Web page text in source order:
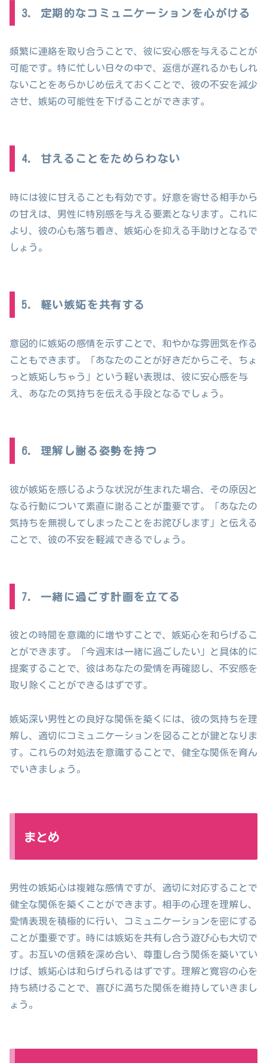
3. 定期的なコミュニケーションを心がける
頻繁に連絡を取り合うことで、彼に安心感を与えることが
可能です。特に忙しい日々の中で、返信が遅れるかもしれ
ないことをあらかじめ伝えておくことで、彼の不安を減少
させ、嫉妬の可能性を下げることができます。
4. 甘えることをためらわない
時には彼に甘えることも有効です。好意を寄せる相手から
の甘えは、男性に特別感を与える要素となります。これに
より、彼の心も落ち着き、嫉妬心を抑える手助けとなるで
しょう。
5. 軽い嫉妬を共有する
意図的に嫉妬の感情を示すことで、和やかな雰囲気を作る
こともできます。「あなたのことが好きだからこそ、ちょ
っと嫉妬しちゃう」という軽い表現は、彼に安心感を与
え、あなたの気持ちを伝える手段となるでしょう。
6. 理解し謝る姿勢を持つ
彼が嫉妬を感じるような状況が生まれた場合、その原因と
なる行動について素直に謝ることが重要です。「あなたの
気持ちを無視してしまったことをお詫びします」と伝える
ことで、彼の不安を軽減できるでしょう。
7. 一緒に過ごす計画を立てる
彼との時間を意識的に増やすことで、嫉妬心を和らげるこ
とができます。「今週末は一緒に過ごしたい」と具体的に
提案することで、彼はあなたの愛情を再確認し、不安感を
取り除くことができるはずです。
嫉妬深い男性との良好な関係を築くには、彼の気持ちを理
解し、適切にコミュニケーションを図ることが鍵となりま
す。これらの対処法を意識することで、健全な関係を育ん
でいきましょう。
まとめ
男性の嫉妬心は複雑な感情ですが、適切に対応することで
健全な関係を築くことができます。相手の心理を理解し、
愛情表現を積極的に行い、コミュニケーションを密にする
ことが重要です。時には嫉妬を共有し合う遊び心も大切で
す。お互いの信頼を深め合い、尊重し合う関係を築いてい
けば、嫉妬心は和らげられるはずです。理解と寛容の心を
持ち続けることで、喜びに満ちた関係を維持していきまし
ょう。